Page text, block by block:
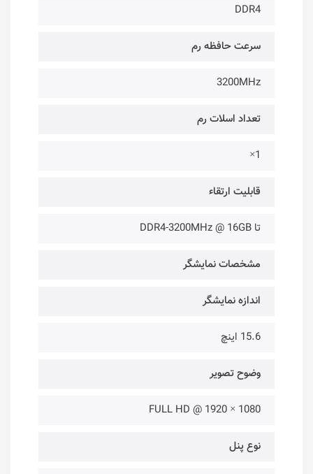
DDR4
سرعت حافظه رم
3200MHz
تعداد اسلات رم
1×
قابلیت ارتقاء
تا DDR4-3200MHz @ 16GB
مشخصات نمایشگر
اندازه نمایشگر
15.6 اینچ
وضوح تصویر
1080 × 1920 @ FULL HD
نوع پنل